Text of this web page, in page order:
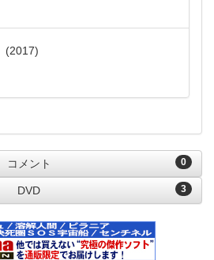
2017
0
コメント
3
DVD